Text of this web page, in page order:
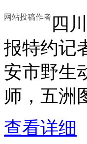
网站投稿作者 四
报特约记
安市野生
师，五洲
查看详细